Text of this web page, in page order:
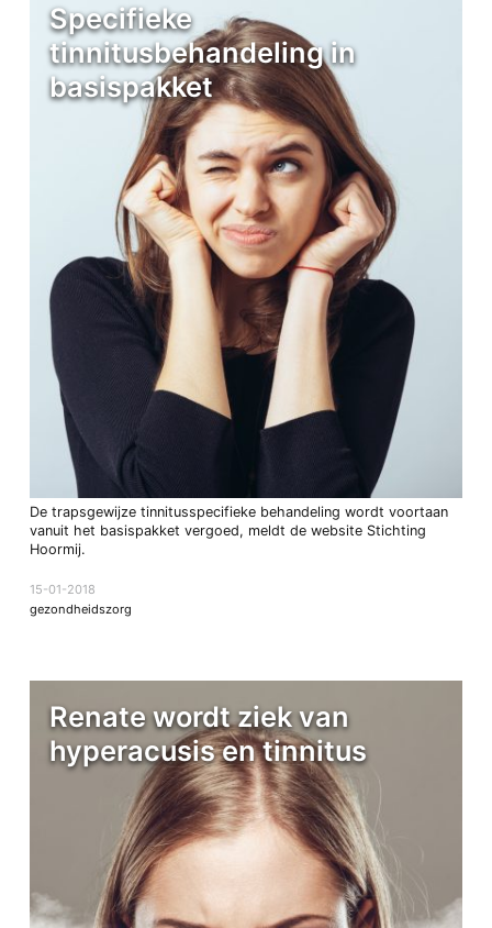
Specifieke
tinnitusbehandeling in
basispakket
De trapsgewijze tinnitusspecifieke behandeling wordt voortaan
vanuit het basispakket vergoed, meldt de website Stichting
Hoormij.
15-01-2018
gezondheidszorg
Renate wordt ziek van
hyperacusis en tinnitus